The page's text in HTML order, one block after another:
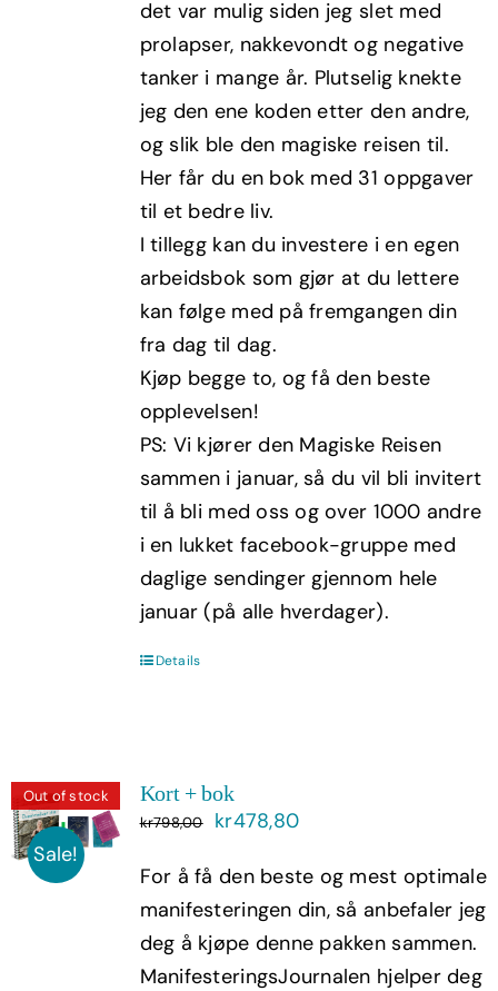
det var mulig siden jeg slet med
prolapser, nakkevondt og negative
tanker i mange år. Plutselig knekte
jeg den ene koden etter den andre,
og slik ble den magiske reisen til.
Her får du en bok med 31 oppgaver
til et bedre liv.
I tillegg kan du investere i en egen
arbeidsbok som gjør at du lettere
kan følge med på fremgangen din
fra dag til dag.
Kjøp begge to, og få den beste
opplevelsen!
PS: Vi kjører den Magiske Reisen
sammen i januar, så du vil bli invitert
til å bli med oss og over 1000 andre
i en lukket facebook-gruppe med
daglige sendinger gjennom hele
januar (på alle hverdager).
Details
Out of stock
Sale!
Kort + bok
kr798,00
Opprinnelig
var:
kr798,00.
kr478,80Nåværende
er:
kr478,80.
For å få den beste og mest optimale
manifesteringen din, så anbefaler jeg
deg å kjøpe denne pakken sammen.
ManifesteringsJournalen hjelper deg